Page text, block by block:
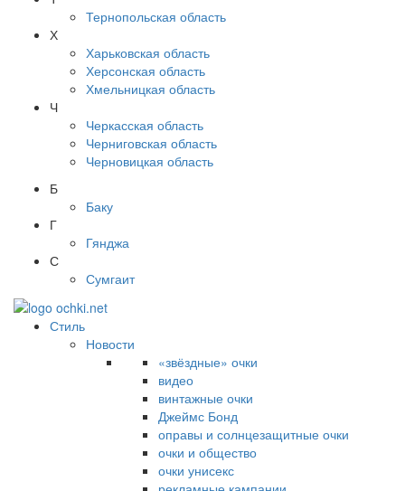
Тернопольская область
Х
Харьковская область
Херсонская область
Хмельницкая область
Ч
Черкасская область
Черниговская область
Черновицкая область
Б
Баку
Г
Гянджа
С
Сумгаит
Стиль
Новости
«звёздные» очки
видео
винтажные очки
Джеймс Бонд
оправы и солнцезащитные очки
очки и общество
очки унисекс